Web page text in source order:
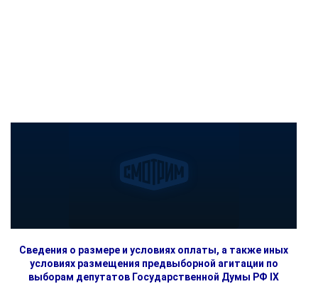
Сведения о размере и условиях оплаты, а также иных
условиях размещения предвыборной агитации по
выборам депутатов Государственной Думы РФ IX